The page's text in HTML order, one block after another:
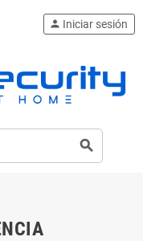
search
person Iniciar sesión